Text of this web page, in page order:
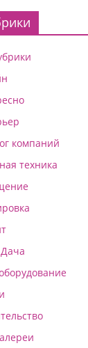
компаний
техника